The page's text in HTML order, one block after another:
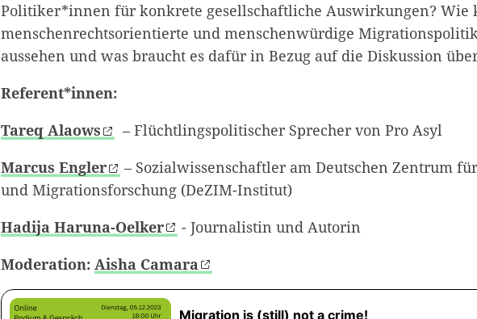
Politiker*innen für konkrete gesellschaftliche Auswirkungen? Wie
menschenrechtsorientierte und menschenwürdige
aussehen und was braucht es dafür in Bezug auf die Diskussion
Referent*innen:
Tareq Alaows
– Flüchtlingspolitischer Sprecher von Pro Asyl
Marcus Engler
– Sozialwissenschaftler am Deutschen Zentrum
und Migrationsforschung (DeZIM-Institut)
Hadija Haruna-Oelker
- Journalistin und Autorin
Moderation: Aisha Camara